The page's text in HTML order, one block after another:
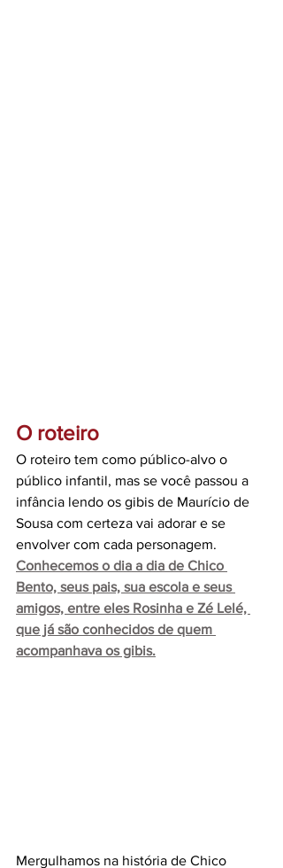
O roteiro
O roteiro tem como público-alvo o
público infantil, mas se você passou a
infância lendo os gibis de Maurício de
Sousa com certeza vai adorar e se
envolver com cada personagem.
Conhecemos o dia a dia de Chico
Bento, seus pais, sua escola e seus
amigos, entre eles Rosinha e Zé Lelé,
que já são conhecidos de quem
acompanhava os gibis.
Mergulhamos na história de Chico